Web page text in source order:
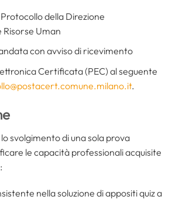
della Direzione
Risorse Uman
con avviso di ricevimento
Certificata (PEC) al seguente
.
svolgimento di una sola prova
le capacità professionali acquisite
nella soluzione di appositi quiz a